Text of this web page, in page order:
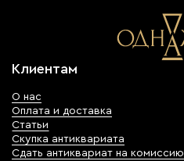
Клиентам
О нас
Оплата и доставка
Статьи
Скупка антиквариата
Сдать антиквариат на комиссию